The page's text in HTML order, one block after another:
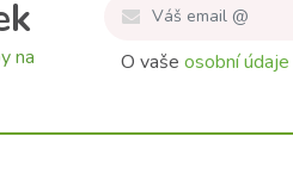
na
O vaše osobní údaje